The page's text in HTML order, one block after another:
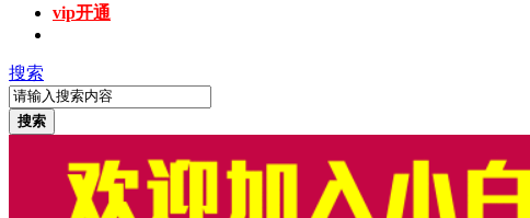
vip开通
搜索
搜索